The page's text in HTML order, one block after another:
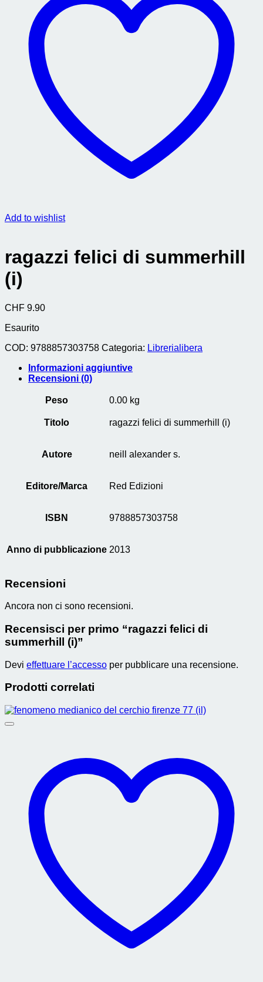
Add to wishlist
ragazzi felici di summerhill
(i)
CHF 9.90
Esaurito
COD: 9788857303758 Categoria: Librerialibera
Informazioni aggiuntive
Recensioni (0)
Peso 0.00 kg
Titolo ragazzi felici di summerhill (i)
Autore neill alexander s.
Editore/Marca Red Edizioni
ISBN 9788857303758
Anno di pubblicazione 2013
Recensioni
Ancora non ci sono recensioni.
Recensisci per primo “ragazzi felici di
summerhill (i)”
Devi effettuare l’accesso per pubblicare una recensione.
Prodotti correlati